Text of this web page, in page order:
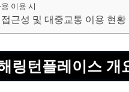
이용 시
근성 및 대중교통 이용 현황
링턴플레이스 개